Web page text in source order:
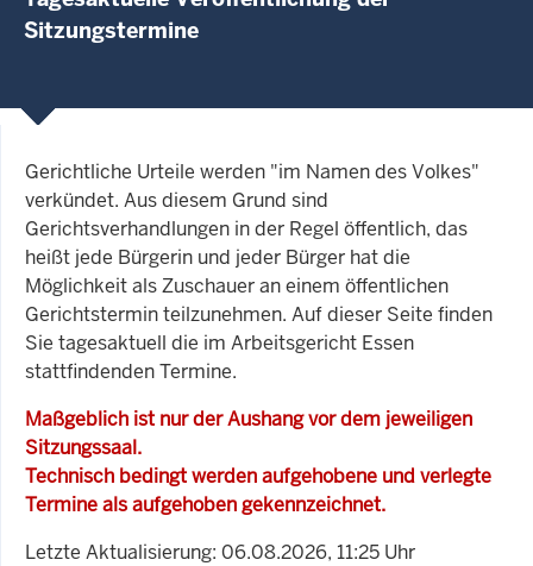
Sitzungstermine
Gerichtliche Urteile werden "im Namen des Volkes"
verkündet. Aus diesem Grund sind
Gerichtsverhandlungen in der Regel öffentlich, das
heißt jede Bürgerin und jeder Bürger hat die
Möglichkeit als Zuschauer an einem öffentlichen
Gerichtstermin teilzunehmen. Auf dieser Seite finden
Sie tagesaktuell die im Arbeitsgericht Essen
stattfindenden Termine.
Maßgeblich ist nur der Aushang vor dem jeweiligen
Sitzungssaal.
Technisch bedingt werden aufgehobene und verlegte
Termine als aufgehoben gekennzeichnet.
Letzte Aktualisierung: 06.08.2026, 11:25 Uhr